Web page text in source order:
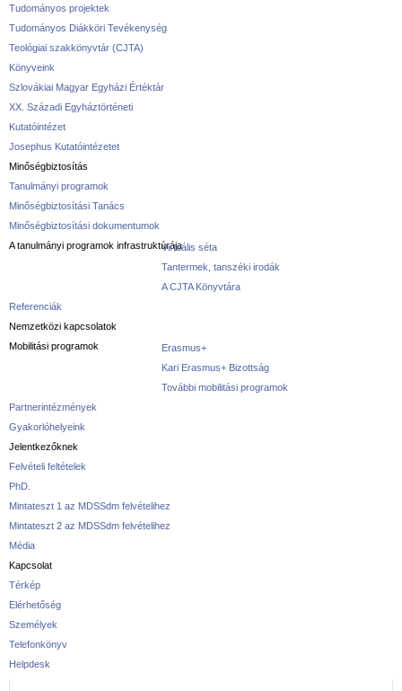
Tudományos projektek
Tudományos Diákköri Tevékenység
Teológiai szakkönyvtár (CJTA)
Könyveink
Szlovákiai Magyar Egyházi Értéktár
XX. Századi Egyháztörténeti
Kutatóintézet
Josephus Kutatóintézetet
Minőségbiztosítás
Tanulmányi programok
Minőségbiztosítási Tanács
Minőségbiztosítási dokumentumok
A tanulmányi programok infrastruktúrájaVirtuális séta
Tantermek, tanszéki irodák
A CJTA Könyvtára
Referenciák
Nemzetközi kapcsolatok
Mobilitási programok
Erasmus+
Kari Erasmus+ Bizottság
További mobilitási programok
Partnerintézmények
Gyakorlóhelyeink
Jelentkezőknek
Felvételi feltételek
PhD.
Mintateszt 1 az MDSSdm felvételihez
Mintateszt 2 az MDSSdm felvételihez
Média
Kapcsolat
Térkép
Elérhetőség
Személyek
Telefonkönyv
Helpdesk